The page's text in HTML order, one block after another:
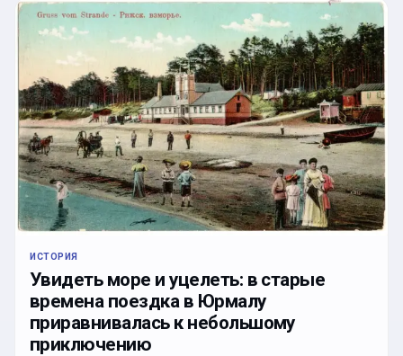
ИСТОРИЯ
Увидеть море и уцелеть: в старые
времена поездка в Юрмалу
приравнивалась к небольшому
приключению